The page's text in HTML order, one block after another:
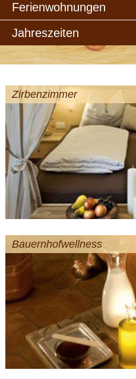
Ferienwohnungen
Jahreszeiten
Zirbenzimmer
Bauernhofwellness